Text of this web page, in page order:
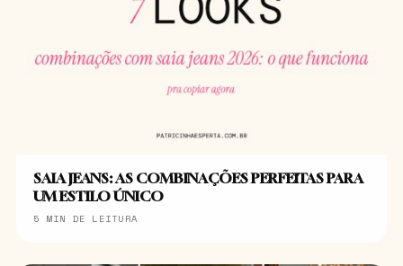
SAIA JEANS: AS COMBINAÇÕES PERFEITAS PARA
UM ESTILO ÚNICO
5 MIN DE LEITURA